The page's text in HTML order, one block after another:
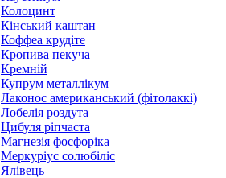
Колоцинт
Кінський каштан
Коффеа крудіте
Кропива пекуча
Кремній
Купрум металлікум
Лаконос американський (фітолаккі)
Лобелія роздута
Цибуля ріпчаста
Магнезія фосфоріка
Меркуріус солюбіліс
Ялівець